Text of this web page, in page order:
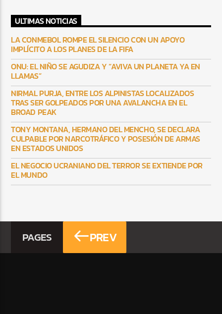
ULTIMAS NOTICIAS
LA CONMEBOL ROMPE EL SILENCIO CON UN APOYO
IMPLÍCITO A LOS PLANES DE LA FIFA
ONU: EL NIÑO SE AGUDIZA Y “AVIVA UN PLANETA YA EN
LLAMAS”
NIRMAL PURJA, ENTRE LOS ALPINISTAS LOCALIZADOS
TRAS SER GOLPEADOS POR UNA AVALANCHA EN EL
BROAD PEAK
TONY MONTANA, HERMANO DEL MENCHO, SE DECLARA
CULPABLE POR NARCOTRÁFICO Y POSESIÓN DE ARMAS
EN ESTADOS UNIDOS
EL NEGOCIO UCRANIANO DEL TERROR SE EXTIENDE POR
EL MUNDO
PAGES PREV